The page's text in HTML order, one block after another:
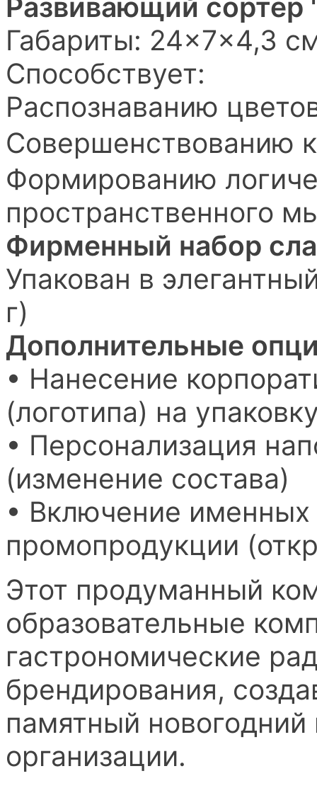
Габариты: 24×7×4,3
Способствует:
Распознаванию
Совершенствованию
Формированию
пространственного
Фирменный набор
Упакован в
г)
Дополнительные
• Нанесение
(логотипа) на
• Персонализация
(изменение состава)
• Включение именных
промопродукции
Этот продуманный
образовательные
гастрономические
брендирования,
памятный
организации.